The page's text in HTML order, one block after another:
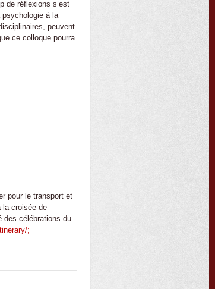
de réflexions s’est
psychologie à la
peuvent
ce colloque pourra
pour le transport et
la croisée de
des célébrations du
;